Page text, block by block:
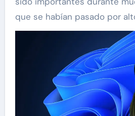
que se habían pasado por